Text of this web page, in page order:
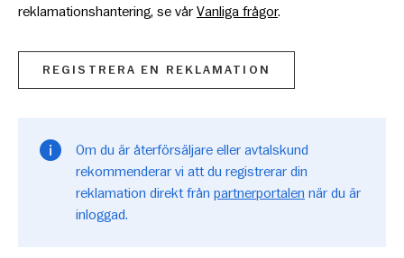
reklamationshantering, se vår Vanliga frågor.
REGISTRERA EN REKLAMATION
Om du är återförsäljare eller avtalskund
rekommenderar vi att du registrerar din
reklamation direkt från partnerportalen när du är
inloggad.